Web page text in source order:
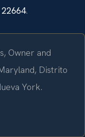
.
Owner and
Distrito
York.